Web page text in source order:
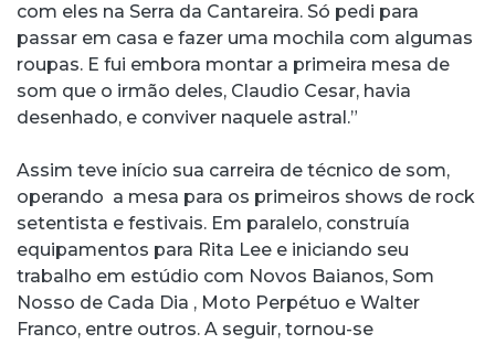
com eles na Serra da Cantareira. Só pedi para
passar em casa e fazer uma mochila com algumas
roupas. E fui embora montar a primeira mesa de
som que o irmão deles, Claudio Cesar, havia
desenhado, e conviver naquele astral.”
Assim teve início sua carreira de técnico de som,
operando a mesa para os primeiros shows de rock
setentista e festivais. Em paralelo, construía
equipamentos para Rita Lee e iniciando seu
trabalho em estúdio com Novos Baianos, Som
Nosso de Cada Dia , Moto Perpétuo e Walter
Franco, entre outros. A seguir, tornou-se